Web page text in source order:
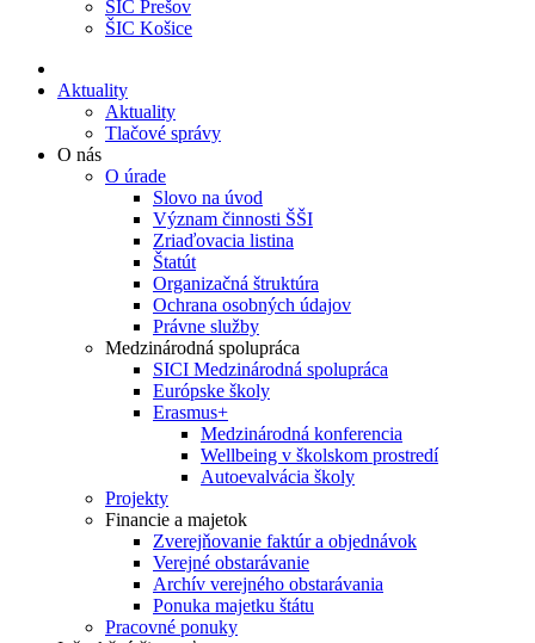
ŠIC Prešov
ŠIC Košice
Aktuality
Aktuality
Tlačové správy
O nás
O úrade
Slovo na úvod
Význam činnosti ŠŠI
Zriaďovacia listina
Štatút
Organizačná štruktúra
Ochrana osobných údajov
Právne služby
Medzinárodná spolupráca
SICI Medzinárodná spolupráca
Európske školy
Erasmus+
Medzinárodná konferencia
Wellbeing v školskom prostredí
Autoevalvácia školy
Projekty
Financie a majetok
Zverejňovanie faktúr a objednávok
Verejné obstarávanie
Archív verejného obstarávania
Ponuka majetku štátu
Pracovné ponuky